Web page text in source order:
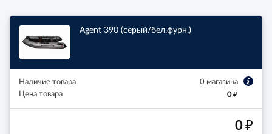
Agent 390 (серый/бел.фурн.)
Наличие товара
0 магазина
Цена товара
0₽
0₽